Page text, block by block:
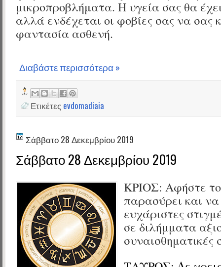
μικροπροβλήματα. Η υγεία σας θα
αλλά ενδέχεται οι φοβίες σας να σας
φαντασία ασθενή.
Διαβάστε περισσότερα »
Ετικέτες evdomadiaia
Σάββατο 28 Δεκεμβρίου 2019
Σάββατο 28 Δεκεμβρίου 2019
ΚΡΙΟΣ: Αφήστε
παρασύρει και
ευχάριστες
σε διλήμματα
συναισθηματικές